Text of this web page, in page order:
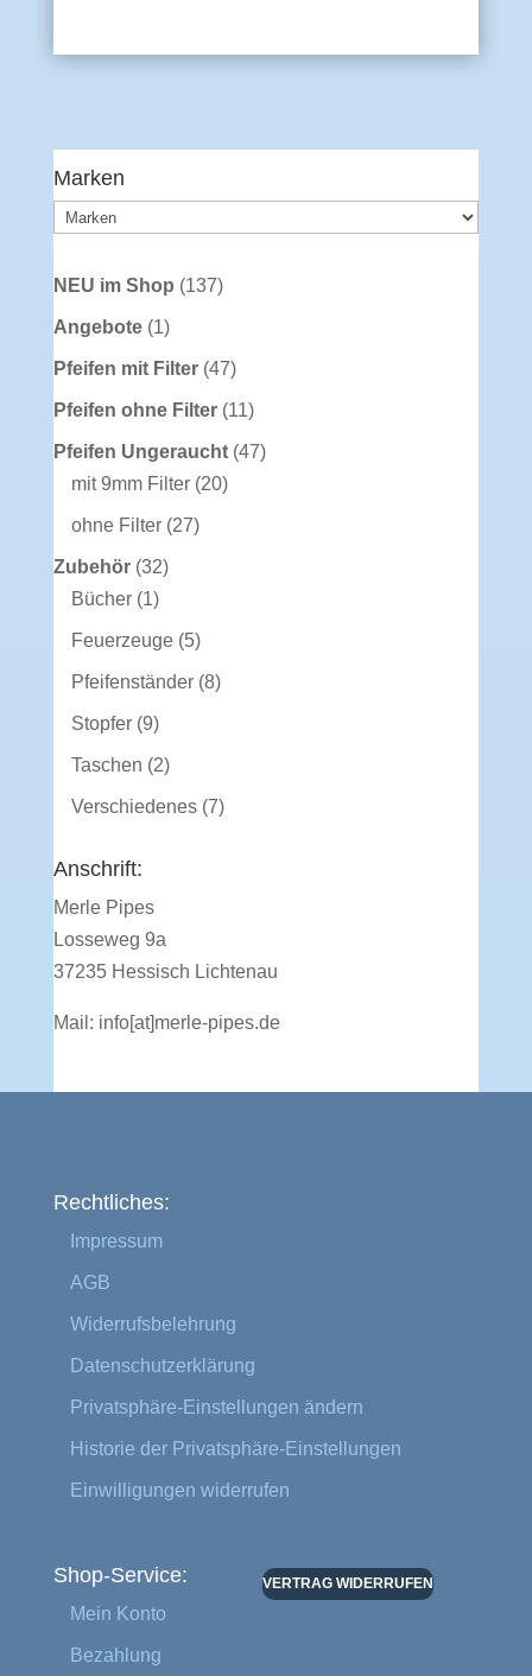
Marken
NEU im Shop 137137
Angebote 11
Produkt
Pfeifen mit Filter 4747
Produkte
Pfeifen ohne Filter 1111
Produkte
Pfeifen Ungeraucht 4747
mit 9mm Filter 2020
ohne Filter 2727
Zubehör 3232
Bücher 11
Produkt
Feuerzeuge 55
Produkte
Pfeifenständer 88
Stopfer 99
Produkte
Taschen 22
Produkte
Verschiedenes 77
Anschrift:
Merle Pipes
Losseweg 9a
37235 Hessisch Lichtenau
Mail: info[at]merle-pipes.de
Rechtliches:
Impressum
AGB
Widerrufsbelehrung
Datenschutzerklärung
Privatsphäre-Einstellungen ändern
Historie der Privatsphäre-Einstellungen
Einwilligungen widerrufen
Shop-Service:
Mein Konto
Bezahlung
VERTRAG WIDERRUFEN